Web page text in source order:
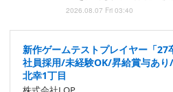
2026.08.07 Fri 03:40
新作ゲームテストプレイヤー「27
社員採用/未経験OK/昇給賞与あ
北幸1丁目